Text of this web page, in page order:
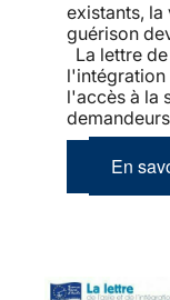
existants, la
guérison
La lettre
l'intégration
l'accès à la
En